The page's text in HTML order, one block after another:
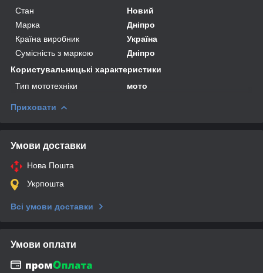
Стан
Новий
Марка
Дніпро
Країна виробник
Україна
Сумісність з маркою
Дніпро
Користувальницькі характеристики
Тип мототехніки
мото
Приховати
Умови доставки
Нова Пошта
Укрпошта
Всі умови доставки
Умови оплати